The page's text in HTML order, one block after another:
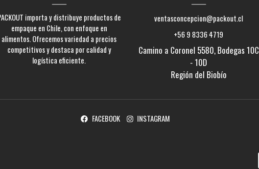
importa y distribuye productos de
empaque en Chile, con enfoque en
alimentos. Ofrecemos variedad a precios
competitivos y destaca por calidad y
logística eficiente.
ventasconcepcion@packout.cl
+56 9 8336 4719
Camino a Coronel 5580, Bodegas 10C
- 10D
Región del Biobío
FACEBOOK INSTAGRAM